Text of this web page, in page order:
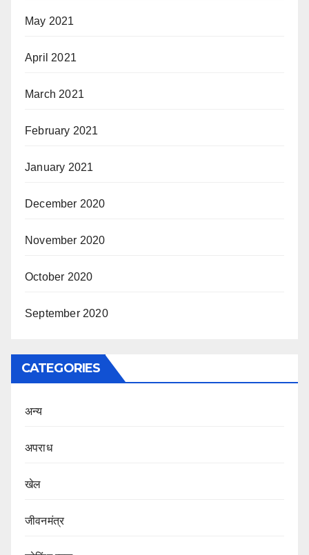
May 2021
April 2021
March 2021
February 2021
January 2021
December 2020
November 2020
October 2020
September 2020
CATEGORIES
अन्य
अपराध
खेल
जीवनमंत्र